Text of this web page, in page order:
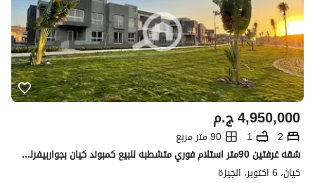
ج.م4,950,000
2
1
90 متر مربع
شقه غرفتين 90متر استلام فوري متشطبه للبيع كمبوند كيان بجواربيفرلي هيلز الشيخ زايد
كيان، 6 اكتوبر، الجيزة